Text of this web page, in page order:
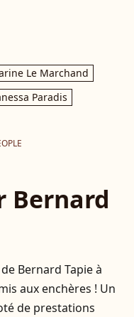
Le Marchand
Paradis
Bernard
Bernard Tapie à
aux enchères ! Un
de prestations